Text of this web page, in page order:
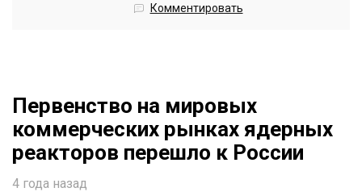
Комментировать
Первенство на мировых
коммерческих рынках ядерных
реакторов перешло к России
4 года назад